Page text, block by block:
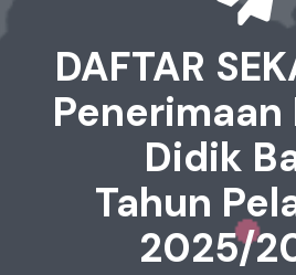
DAFTAR
Didik
Tahun
2025/